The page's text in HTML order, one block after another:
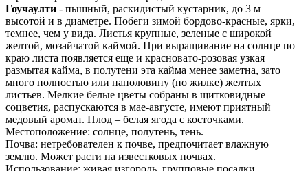
Гоучаулти - пышный, раскидистый кустарник, до 3 м
высотой и в диаметре. Побеги зимой бордово-красные, ярки,
темнее, чем у вида. Листья крупные, зеленые с широкой
желтой, мозайчатой каймой. При выращивание на солнце по
краю листа появляется еще и красновато-розовая узкая
размытая кайма, в полутени эта кайма менее заметна, зато
много полностью или наполовину (по жилке) желтых
листьев. Мелкие белые цветы собраны в щитковидные
соцветия, распускаются в мае-августе, имеют приятный
медовый аромат. Плод – белая ягода с косточками.
Местоположение: солнце, полутень, тень.
Почва: нетребователен к почве, предпочитает влажную
землю. Может расти на известковых почвах.